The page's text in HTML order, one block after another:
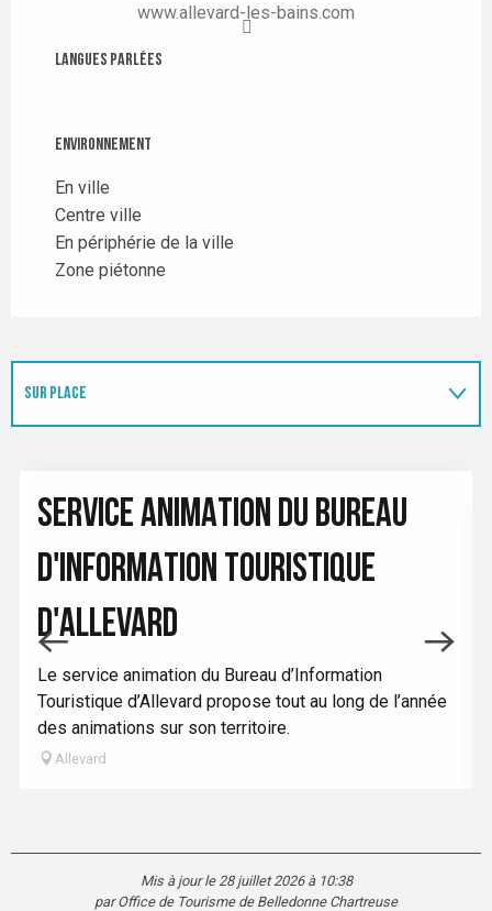
www.allevard-les-bains.com
Langues parlées
Langues parlées
Environnement
Environnement
En ville
Centre ville
En périphérie de la ville
Zone piétonne
SUR PLACE
SERVICE ANIMATION DU BUREAU
D'INFORMATION TOURISTIQUE
D'ALLEVARD
Le service animation du Bureau d’Information
Touristique d’Allevard propose tout au long de l’année
des animations sur son territoire.
Allevard
Mis à jour le 28 juillet 2026 à 10:38
par Office de Tourisme de Belledonne Chartreuse